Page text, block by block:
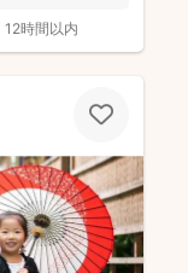
12時間以内